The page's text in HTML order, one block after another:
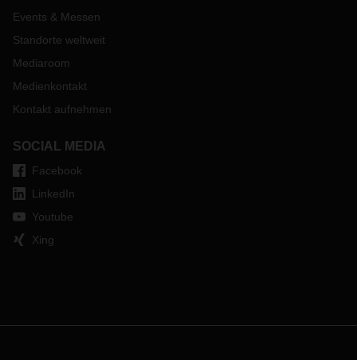
Events & Messen
Standorte weltweit
Mediaroom
Medienkontakt
Kontakt aufnehmen
SOCIAL MEDIA
Facebook
LinkedIn
Youtube
Xing